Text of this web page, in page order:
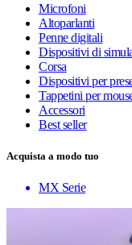
Microfoni
Altoparlanti
Penne digitali
Dispositivi di
Corsa
Dispositivi per
Tappetini per
Accessori
Best seller
Acquista a modo tuo
MX Serie